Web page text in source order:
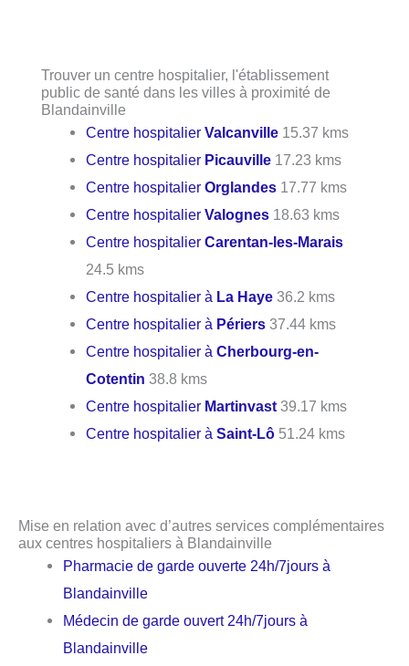
Trouver un centre hospitalier, l'établissement
public de santé dans les villes à proximité de
Blandainville
Centre hospitalierValcanville 15.37 kms
Centre hospitalier Picauville 17.23 kms
Centre hospitalierOrglandes 17.77 kms
Centre hospitalierValognes 18.63 kms
Centre hospitalierCarentan-les-Marais
24.5 kms
Centre hospitalier à La Haye 36.2 kms
Centre hospitalier à Périers 37.44 kms
Centre hospitalier àCherbourg-en-
Cotentin 38.8 kms
Centre hospitalier Martinvast 39.17 kms
Centre hospitalier àSaint-Lô 51.24 kms
Mise en relation avec d’autres services complémentaires
aux centres hospitaliers à Blandainville
Pharmacie de garde ouverte 24h/7jours à
Blandainville
Médecin de garde ouvert 24h/7jours à
Blandainville